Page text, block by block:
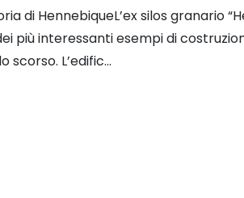
di HennebiqueL’ex silos granario
più interessanti esempi di
scorso. L’edific...